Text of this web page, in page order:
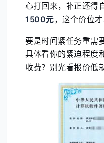
心打回来，补正还得
1500元，这个价位才
要是时间紧任务重需
具体看你的紧迫程度
收费？别光看报价低